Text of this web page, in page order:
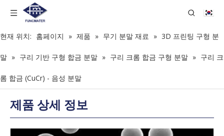
현재 위치: 홈페이지 » 제품 » 무기 분말 재료 » 3D 프린팅 구형 분
말 » 구리 기반 구형 합금 분말 » 구리 크롬 합금 구형 분말 » 구리 크
롬 합금 (CuCr) - 음성 분말
제품 상세 정보